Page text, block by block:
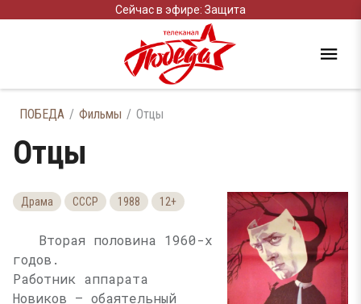
Сейчас в эфире: Защита
ПОБЕДА Фильмы Отцы
Отцы
Драма СССР 1988 12+
Вторая половина 1960-х
годов.
Работник аппарата
Новиков — обаятельный